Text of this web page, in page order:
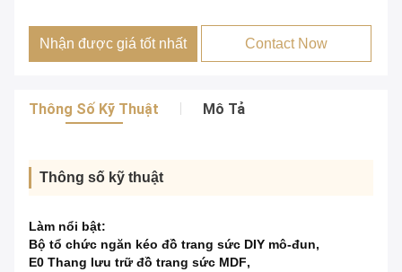
Nhận được giá tốt nhất Contact Now
Thông Số Kỹ Thuật Mô Tả
Thông số kỹ thuật
Làm nổi bật:
Bộ tổ chức ngăn kéo đồ trang sức DIY mô-đun,
E0 Thang lưu trữ đồ trang sức MDF,